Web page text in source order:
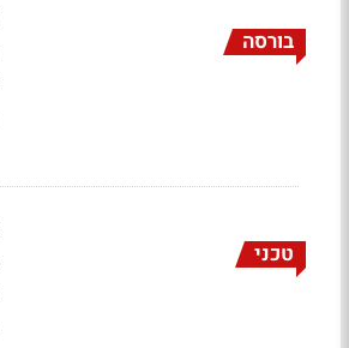
בורסה
טכני